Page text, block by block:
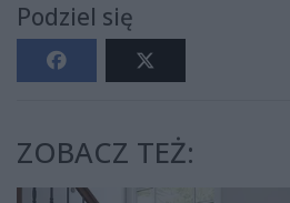
Podziel się
ZOBACZ TEŻ: